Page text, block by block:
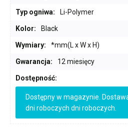
Typ ogniwa: Li-Polymer
Kolor: Black
Wymiary: *mm(L x W x H)
Gwarancja: 12 miesięcy
Dostępność:
Dostępny w magazynie.
dni roboczych dni roboczych.